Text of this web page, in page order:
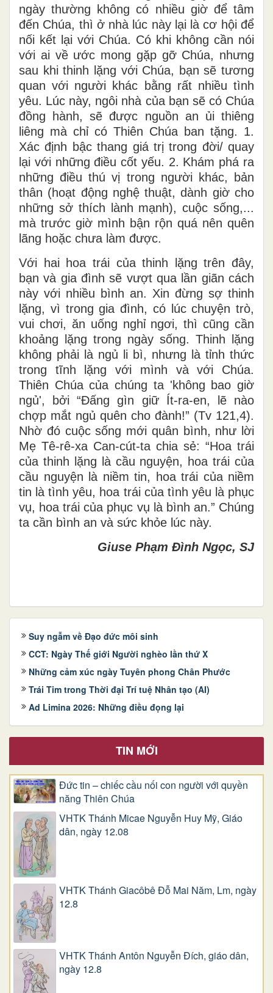
ngày thường không có nhiều giờ để tâm
đến Chúa, thì ở nhà lúc này lại là cơ hội để
nối kết lại với Chúa. Có khi không cần nói
với ai về ước mong gặp gỡ Chúa, nhưng
sau khi thinh lặng với Chúa, bạn sẽ tương
quan với người khác bằng rất nhiều tình
yêu. Lúc này, ngôi nhà của bạn sẽ có Chúa
đồng hành, sẽ được nguồn an ủi thiêng
liêng mà chỉ có Thiên Chúa ban tặng. 1.
Xác định bậc thang giá trị trong đời/ quay
lại với những điều cốt yếu. 2. Khám phá ra
những điều thú vị trong người khác, bản
thân (hoạt động nghệ thuật, dành giờ cho
những sở thích lành mạnh), cuộc sống,...
mà trước giờ mình bận rộn quá nên quên
lãng hoặc chưa làm được.
Với hai hoa trái của thinh lặng trên đây,
bạn và gia đình sẽ vượt qua lần giãn cách
này với nhiều bình an. Xin đừng sợ thinh
lặng, vì trong gia đình, có lúc chuyện trò,
vui chơi, ăn uống nghỉ ngơi, thì cũng cần
khoảng lặng trong ngày sống. Thinh lặng
không phải là ngủ li bì, nhưng là tỉnh thức
trong tĩnh lặng với mình và với Chúa.
Thiên Chúa của chúng ta 'không bao giờ
ngủ', bởi “Đấng gìn giữ Ít-ra-en, lẽ nào
chợp mắt ngủ quên cho đành!” (Tv 121,4).
Nhờ đó cuộc sống mới quân bình, như lời
Mẹ Tê-rê-xa Can-cút-ta chia sẻ: “Hoa trái
của thinh lặng là cầu nguyện, hoa trái của
cầu nguyện là niềm tin, hoa trái của niềm
tin là tình yêu, hoa trái của tình yêu là phục
vụ, hoa trái của phục vụ là bình an.” Chúng
ta cần bình an và sức khỏe lúc này.
Giuse Phạm Đình Ngọc, SJ
Suy ngẫm về Đạo đức môi sinh
CCT: Ngày Thế giới Người nghèo lần thứ X
Những cảm xúc ngày Tuyên phong Chân Phước
Trái Tim trong Thời đại Trí tuệ Nhân tạo (AI)
Ad Limina 2026: Những điều đọng lại
TIN MỚI
Đức tin – chiếc cầu nối con người với quyền
năng Thiên Chúa
VHTK Thánh Micae Nguyễn Huy Mỹ, Giáo
dân, ngày 12.08
VHTK Thánh Giacôbê Ðỗ Mai Năm, Lm, ngày
12.8
VHTK Thánh Antôn Nguyễn Ðích, giáo dân,
ngày 12.8